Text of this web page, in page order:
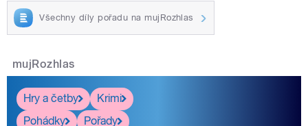
Všechny díly pořadu na mujRozhlas
mujRozhlas
Hry a četby
Krimi
Pohádky
Pořady